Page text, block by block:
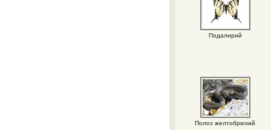
Подалирий
Полоз желтобрюхий